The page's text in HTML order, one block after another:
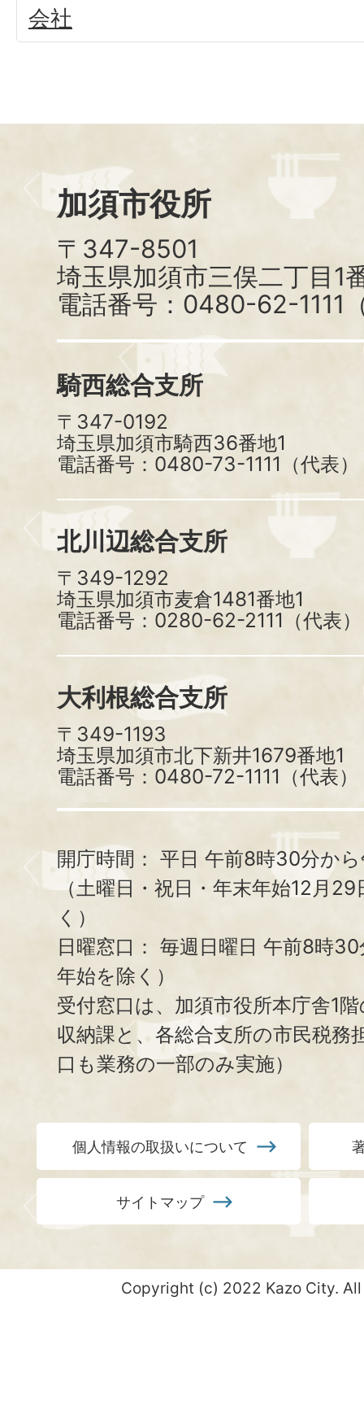
会社
加須市役所
〒347-8501
埼玉県加須市三俣二丁目1
電話番号：0480-62-1111
騎西総合支所
〒347-0192
埼玉県加須市騎西36番地1
電話番号：0480-73-1111（代表）
北川辺総合支所
〒349-1292
埼玉県加須市麦倉1481番地1
電話番号：0280-62-2111（代表）
大利根総合支所
〒349-1193
埼玉県加須市北下新井1679番地1
電話番号：0480-72-1111（代表）
開庁時間： 平日 午前8時30分か
（土曜日・祝日・年末年始12月
く）
日曜窓口： 毎週日曜日 午前8時
年始を除く）
受付窓口は、加須市役所本庁舎1
収納課と、 各総合支所の市民税務
口も業務の一部のみ実施）
個人情報の取扱いについて
サイトマップ
Copyright (c) 2022 Kazo City.